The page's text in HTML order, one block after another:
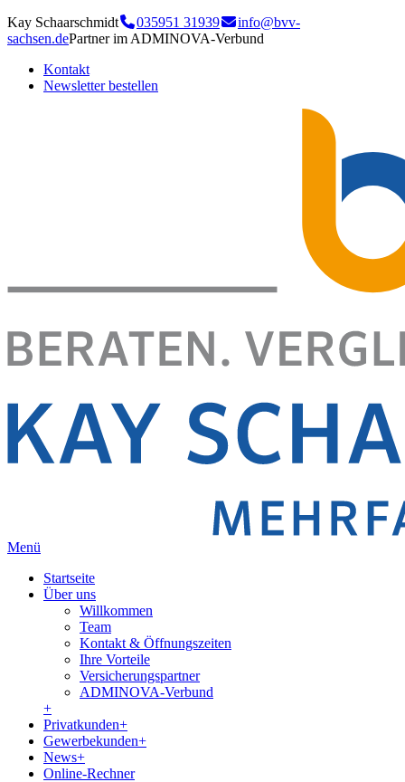
Kay Schaarschmidt 035951 31939
info@bvv-
sachsen.dePartner im ADMINOVA-Verbund
Kontakt
Newsletter bestellen
Menü
Startseite
Über uns
Willkommen
Team
Kontakt & Öffnungszeiten
Ihre Vorteile
Versicherungspartner
ADMINOVA-Verbund
+
Privatkunden+
Gewerbekunden+
News+
Online-Rechner